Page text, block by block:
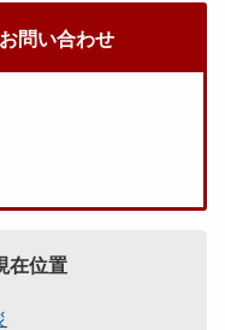
問い合わせ
在位置